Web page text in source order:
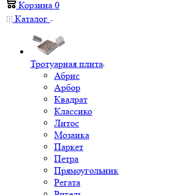
Корзина 0
Каталог
Тротуарная плита
Абрис
Арбор
Квадрат
Классико
Литос
Мозаика
Паркет
Петра
Прямоугольник
Регата